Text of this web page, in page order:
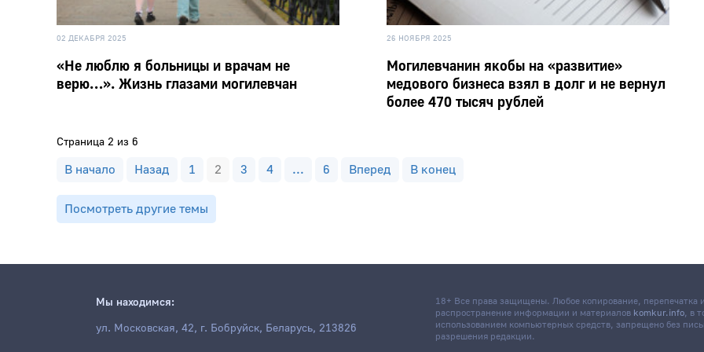
02 ДЕКАБРЯ 2025
«Не люблю я больницы и врачам не
верю…». Жизнь глазами могилевчан
26 НОЯБРЯ 2025
Могилевчанин якобы на «развитие»
медового бизнеса взял в долг и не вернул
более 470 тысяч рублей
Страница 2 из 6
В начало Назад 1 2 3 4 ... 6 Вперед В конец
Посмотреть другие темы
Мы находимся:
ул. Московская, 42, г. Бобруйск, Беларусь, 213826
18+ Все права защищены. Любое копирование, перепечатка
распространение информации и материалов komkur.info, в
использованием компьютерных средств, запрещено без
разрешения редакции.